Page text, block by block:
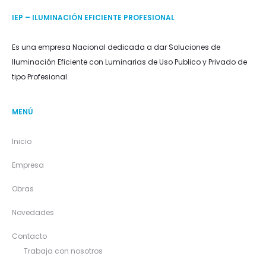
IEP – ILUMINACIÓN EFICIENTE PROFESIONAL
Es una empresa Nacional dedicada a dar Soluciones de
Iluminación Eficiente con Luminarias de Uso Publico y Privado de
tipo Profesional.
MENÚ
Inicio
Empresa
Obras
Novedades
Contacto
Trabaja con nosotros